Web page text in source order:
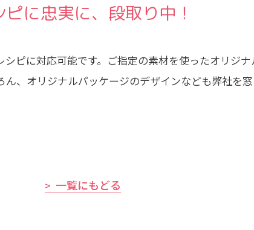
ピに忠実に、段取り中！
ピに対応可能です。ご指定の素材を使ったオリジ
、オリジナルパッケージのデザインなども弊社を
一覧にもどる